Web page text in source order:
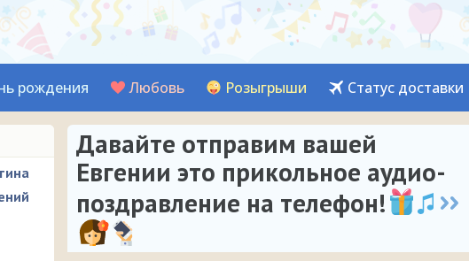
рождения Любовь Розыгрыши Статус доставки
Давайте отправим вашей
Евгении это прикольное аудио-
поздравление на телефон!